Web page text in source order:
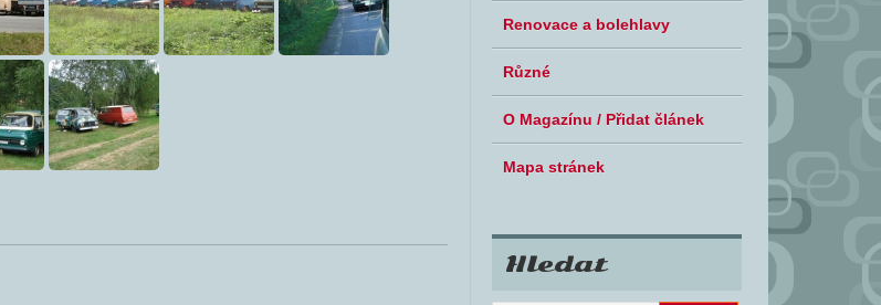
Renovace a bolehlavy
Různé
O Magazínu / Přidat článek
Mapa stránek
Hledat